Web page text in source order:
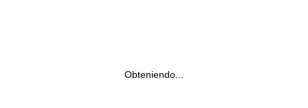
Obteniendo...